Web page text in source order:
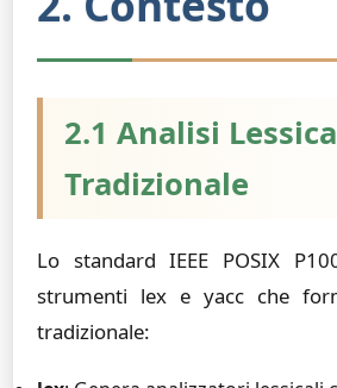
2.1 Analisi
Tradizionale
Lo standard IEEE POSIX
strumenti lex e yacc che
tradizionale: